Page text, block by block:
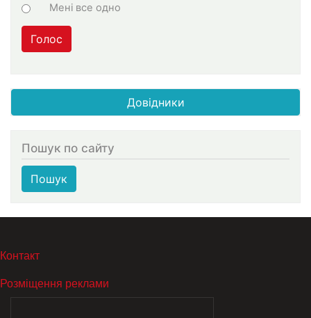
Мені все одно
Голос
Довідники
Пошук по сайту
Пошук
МЕНЮ В ПОДВАЛЕ
Контакт
Розміщення реклами